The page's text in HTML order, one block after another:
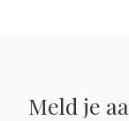
Meld je